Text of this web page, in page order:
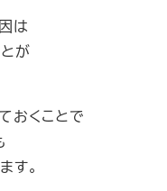
は
が
おくことで
す。